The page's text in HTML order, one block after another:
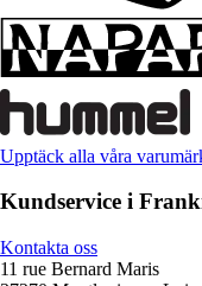
Upptäck alla våra
Kundservice i
Kontakta oss
11 rue Bernard Maris